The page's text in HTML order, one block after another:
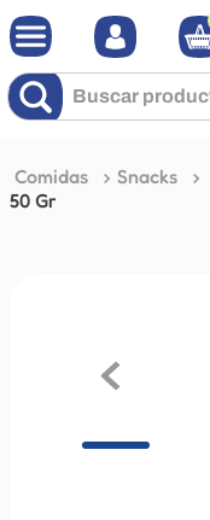
Buscar productos...
Comidas Snacks
50 Gr